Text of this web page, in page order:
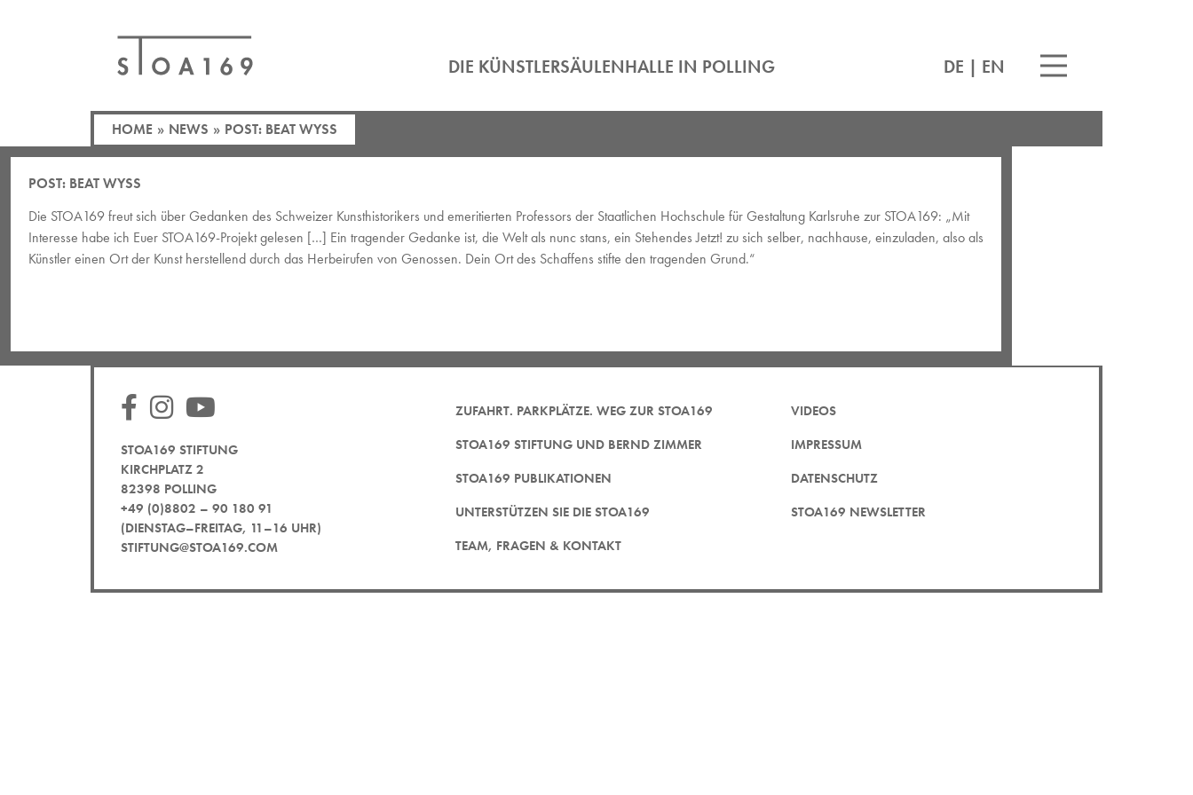
DIE KÜNSTLERSÄULENHALLE IN POLLING DE | EN
HOME » NEWS » POST: BEAT WYSS
POST: BEAT WYSS
Die STOA169 freut sich über Gedanken des Schweizer Kunsthistorikers und emeritierten Professors der Staatlichen Hochschule für Gestaltung Karlsruhe zur STOA169: „Mit
Interesse habe ich Euer STOA169-Projekt gelesen […] Ein tragender Gedanke ist, die Welt als nunc stans, ein Stehendes Jetzt! zu sich selber, nachhause, einzuladen, also als
Künstler einen Ort der Kunst herstellend durch das Herbeirufen von Genossen. Dein Ort des Schaffens stifte den tragenden Grund.“
STOA169 STIFTUNG
KIRCHPLATZ 2
82398 POLLING
+49 (0)8802 – 90 180 91
(DIENSTAG–FREITAG, 11–16 UHR)
STIFTUNG@STOA169.COM
ZUFAHRT. PARKPLÄTZE. WEG ZUR STOA169
STOA169 STIFTUNG UND BERND ZIMMER
STOA169 PUBLIKATIONEN
UNTERSTÜTZEN SIE DIE STOA169
TEAM, FRAGEN & KONTAKT
VIDEOS
IMPRESSUM
DATENSCHUTZ
STOA169 NEWSLETTER